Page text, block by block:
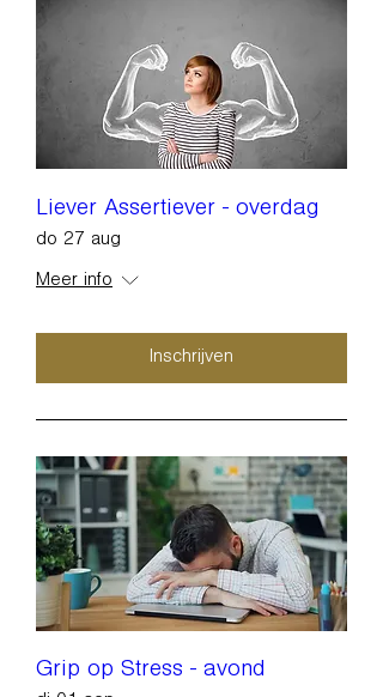
Liever Assertiever - overdag
do 27 aug
Meer info
Inschrijven
Grip op Stress - avond